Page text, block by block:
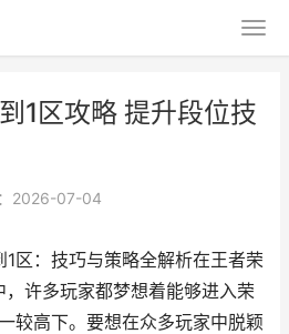
1区攻略 提升段位技
2026-07-04
区：技巧与策略全解析在王者荣
许多玩家都梦想着能够进入荣
较高下。要想在众多玩家中脱颖